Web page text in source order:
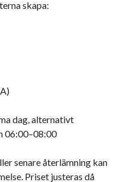
skapa:
dag, alternativt
06:00–08:00
senare återlämning kan
Priset justeras då